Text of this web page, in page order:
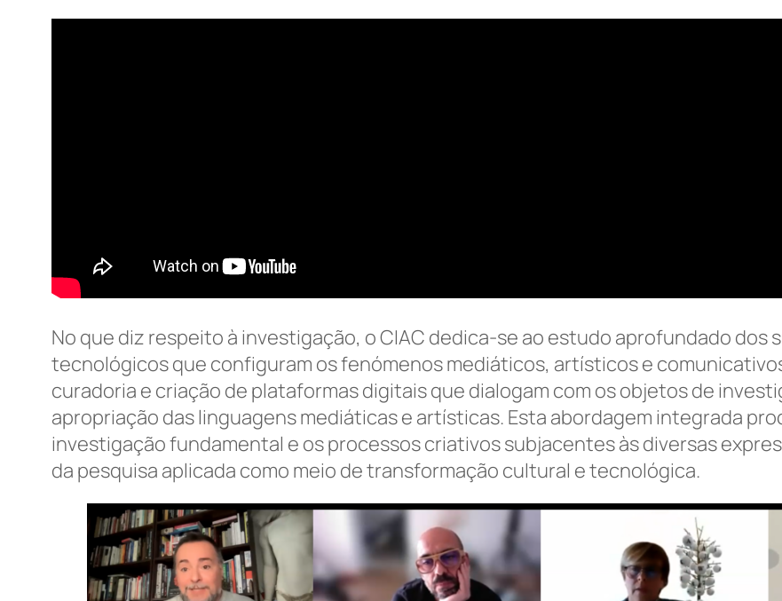
No que diz respeito à investigação, o CIAC dedica-se ao estudo aprofundado dos
tecnológicos que configuram os fenómenos mediáticos, artísticos e
curadoria e criação de plataformas digitais que dialogam com os objetos de
apropriação das linguagens mediáticas e artísticas. Esta abordagem integrada
investigação fundamental e os processos criativos subjacentes às diversas
da pesquisa aplicada como meio de transformação cultural e tecnológica.